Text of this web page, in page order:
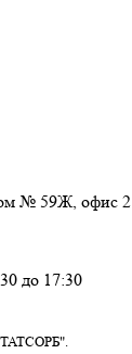
№ 59Ж, офис 2
до 17:30